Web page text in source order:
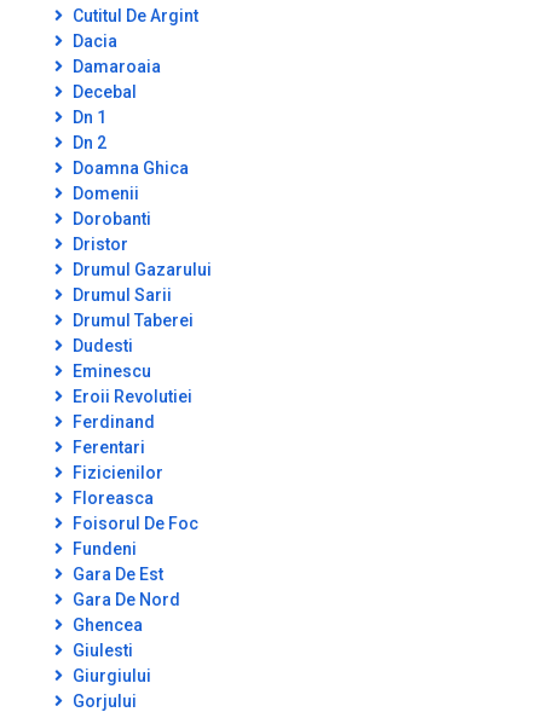
Cutitul De Argint
Dacia
Damaroaia
Decebal
Dn 1
Dn 2
Doamna Ghica
Domenii
Dorobanti
Dristor
Drumul Gazarului
Drumul Sarii
Drumul Taberei
Dudesti
Eminescu
Eroii Revolutiei
Ferdinand
Ferentari
Fizicienilor
Floreasca
Foisorul De Foc
Fundeni
Gara De Est
Gara De Nord
Ghencea
Giulesti
Giurgiului
Gorjului